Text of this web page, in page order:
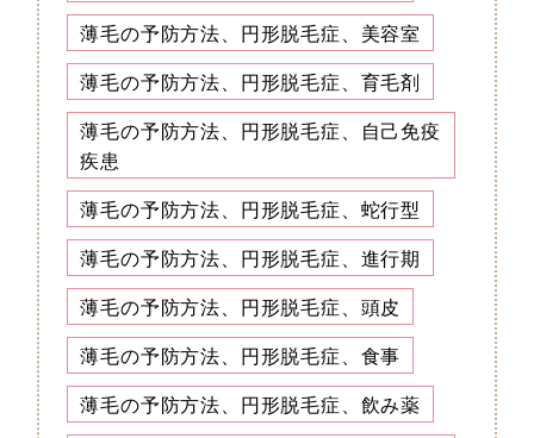
薄毛の予防方法、円形脱毛症、美容室
薄毛の予防方法、円形脱毛症、育毛剤
薄毛の予防方法、円形脱毛症、自己免疫
疾患
薄毛の予防方法、円形脱毛症、蛇行型
薄毛の予防方法、円形脱毛症、進行期
薄毛の予防方法、円形脱毛症、頭皮
薄毛の予防方法、円形脱毛症、食事
薄毛の予防方法、円形脱毛症、飲み薬